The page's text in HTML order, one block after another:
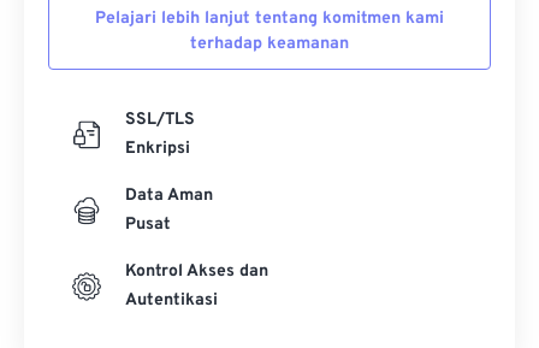
Pelajari lebih lanjut tentang komitmen kami
terhadap keamanan
SSL/TLS
Enkripsi
Data Aman
Pusat
Kontrol Akses dan
Autentikasi